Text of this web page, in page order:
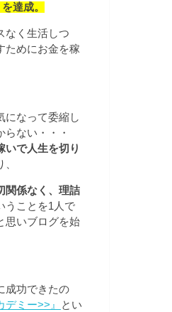
達成。
なく生活しつ
ためにお金を稼
になって委縮し
ない・・・
いで人生を切り
関係なく、理詰
うことを1人で
思いブログを始
成功できたの
デミー>> 』
とい